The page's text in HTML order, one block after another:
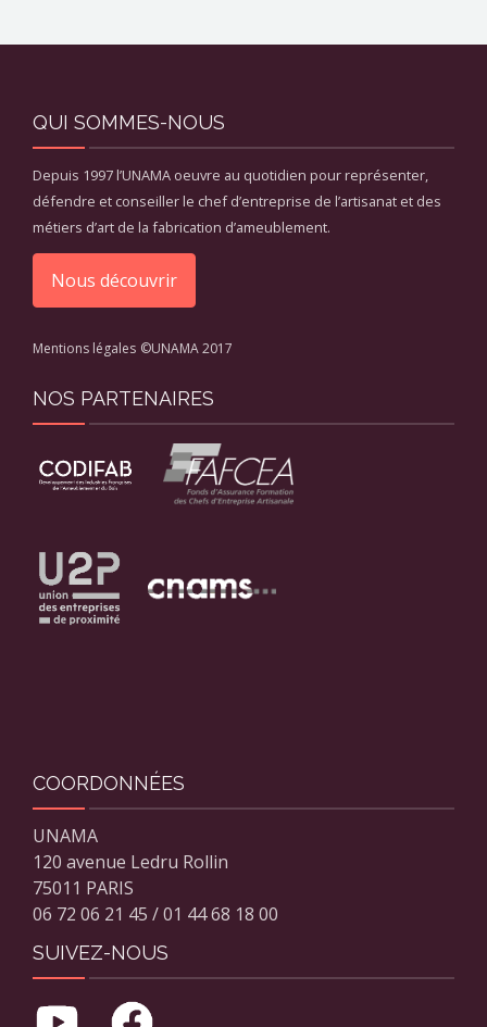
QUI SOMMES-NOUS
Depuis 1997 l’UNAMA oeuvre au quotidien pour représenter,
défendre et conseiller le chef d’entreprise de l’artisanat et des
métiers d’art de la fabrication d’ameublement.
Nous découvrir
Mentions légales ©UNAMA 2017
NOS PARTENAIRES
COORDONNÉES
UNAMA
120 avenue Ledru Rollin
75011 PARIS
06 72 06 21 45 / 01 44 68 18 00
SUIVEZ-NOUS